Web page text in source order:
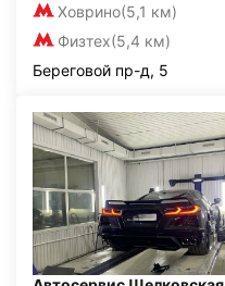
Ховрино(5,1 км)
Физтех(5,4 км)
Береговой пр-д, 5